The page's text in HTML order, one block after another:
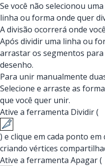
Se você não selecionou
linha ou forma onde quer
A divisão ocorrerá onde
Após dividir uma linha ou
arrastar os segmentos
desenho.
Para unir manualmente
Selecione e arraste as
que você quer unir.
Ative a ferramenta Dividir (
) e clique em cada ponto
criando vértices
Ative a ferramenta Apagar (